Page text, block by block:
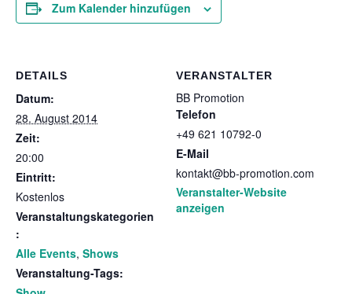
Zum Kalender hinzufügen
DETAILS
Datum:
28. August 2014
Zeit:
20:00
Eintritt:
Kostenlos
Veranstaltungskategorien
:
Alle Events, Shows
Veranstaltung-Tags:
VERANSTALTER
BB Promotion
Telefon
+49 621 10792-0
E-Mail
kontakt@bb-promotion.com
Veranstalter-Website
anzeigen